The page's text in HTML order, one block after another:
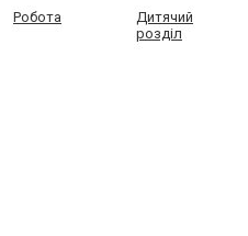
Робота
Дитячий
розділ